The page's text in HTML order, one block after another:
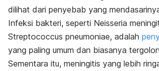
dilihat dari penyebab yang
Infeksi bakteri, seperti Neisseria
Streptococcus pneumoniae, adalah
yang paling umum dan biasanya
Sementara itu, meningitis yang lebih